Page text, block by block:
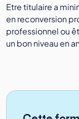
Etre titulaire a
en reconversion
professionnel ou
un bon niveau en